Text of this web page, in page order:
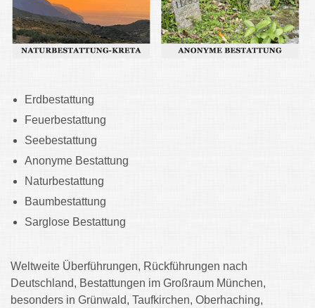
Erdbestattung
Feuerbestattung
Seebestattung
Anonyme Bestattung
Naturbestattung
Baumbestattung
Sarglose Bestattung
Weltweite Überführungen, Rückführungen nach
Deutschland, Bestattungen im Großraum München,
besonders in Grünwald, Taufkirchen, Oberhaching,